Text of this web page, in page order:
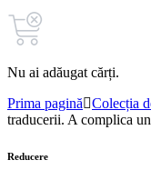
Nu ai adăugat cărți.
Prima pagină
Colecția
traducerii. A complica
Reducere